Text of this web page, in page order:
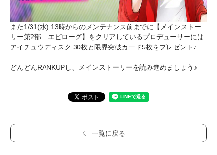
また1/31(水) 13時からのメンテナンス前までに【メインストー
リー第2部 エピローグ】をクリアしているプロデューサーには
アイチュウディスク 30枚と限界突破カード5枚をプレゼント♪
どんどんRANKUPし、メインストーリーを読み進めましょう♪
一覧に戻る